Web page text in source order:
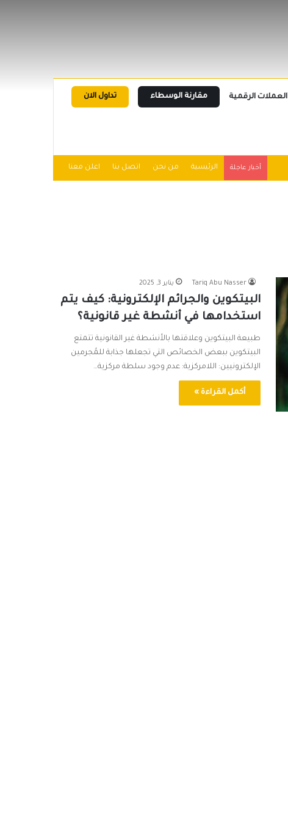
تداول الان العملات الرقمية مقارنة الوسطاء
أخبار عاجلة الرئيسية من نحن اتصل بنا اعلن معنا
Tariq Abu Nasser يناير 3, 2025
البيتكوين والجرائم الإلكترونية: كيف يتم
استخدامها في أنشطة غير قانونية؟
طبيعة البيتكوين وعلاقتها بالأنشطة غير القانونية تتمتع
البيتكوين ببعض الخصائص التي تجعلها جذابة للمُجرمين
الإلكترونيين: اللامركزية: عدم وجود سلطة مركزية…
أكمل القراءة »